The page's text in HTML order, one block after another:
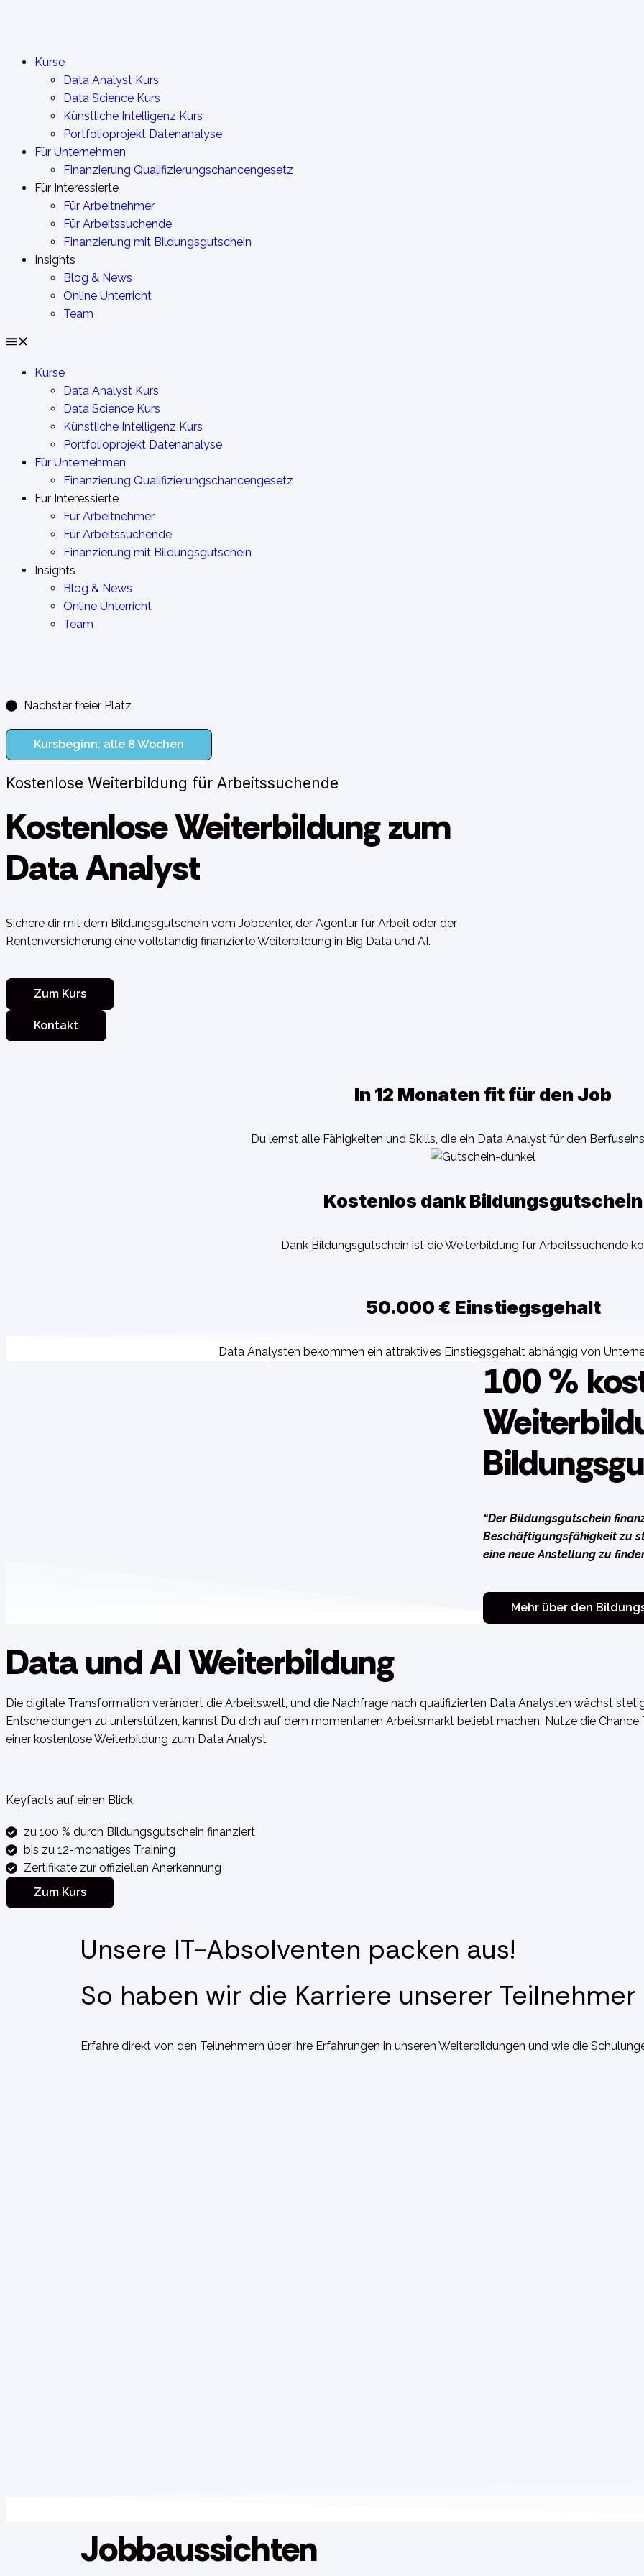
Kurse
Data Analyst Kurs
Data Science Kurs
Künstliche Intelligenz Kurs
Portfolioprojekt Datenanalyse
Für Unternehmen
Finanzierung Qualifizierungschancengesetz
Für Interessierte
Für Arbeitnehmer
Für Arbeitssuchende
Finanzierung mit Bildungsgutschein
Insights
Blog & News
Online Unterricht
Team
Kurse
Data Analyst Kurs
Data Science Kurs
Künstliche Intelligenz Kurs
Portfolioprojekt Datenanalyse
Für Unternehmen
Finanzierung Qualifizierungschancengesetz
Für Interessierte
Für Arbeitnehmer
Für Arbeitssuchende
Finanzierung mit Bildungsgutschein
Insights
Blog & News
Online Unterricht
Team
Nächster freier Platz
Kursbeginn: alle 8 Wochen
Kostenlose Weiterbildung für Arbeitssuchende
Kostenlose Weiterbildung zum
Data Analyst
Sichere dir mit dem Bildungsgutschein vom Jobcenter, der Agentur für Arbeit oder der
Rentenversicherung eine vollständig finanzierte Weiterbildung in Big Data und AI.
Zum Kurs
Kontakt
In 12 Monaten fit für den Job
Du lernst alle Fähigkeiten und Skills, die ein Data Analyst für den
Kostenlos dank Bildungsgutschein
Dank Bildungsgutschein ist die Weiterbildung für Arbeitssuchende
50.000 € Einstiegsgehalt
Data Analysten bekommen ein attraktives Einstiegsgehalt abhängig von
100 %
“Der Bildungsgutschein
Beschäftigungsfähigkeit zu
eine neue Anstellung zu
Mehr über den
Data und AI Weiterbildung
Die digitale Transformation verändert die Arbeitswelt, und die Nachfrage nach qualifizierten Data Analysten wächst
Entscheidungen zu unterstützen, kannst Du dich auf dem momentanen Arbeitsmarkt beliebt machen. Nutze die
einer kostenlose Weiterbildung zum Data Analyst
Keyfacts auf einen Blick
zu 100 % durch Bildungsgutschein finanziert
bis zu 12-monatiges Training
Zertifikate zur offiziellen Anerkennung
Zum Kurs
Unsere IT-Absolventen packen aus!
So haben wir die Karriere unserer
Erfahre direkt von den Teilnehmern über ihre Erfahrungen in unseren Weiterbildungen und wie die
Jobbaussichten​